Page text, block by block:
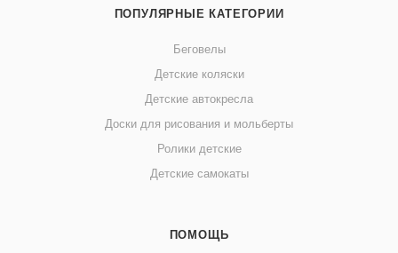
ПОПУЛЯРНЫЕ КАТЕГОРИИ
Беговелы
Детские коляски
Детские автокресла
Доски для рисования и мольберты
Ролики детские
Детские самокаты
ПОМОЩЬ